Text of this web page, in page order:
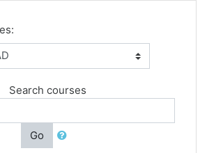
Search courses
Go